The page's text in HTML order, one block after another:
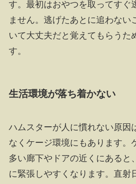
す。最初はおやつを取ってすぐ
ません。逃げたあとに追わない
いて大丈夫だと覚えてもらうた
す。
生活環境が落ち着かない
ハムスターが人に慣れない原因
なくケージ環境にもあります。
多い廊下やドアの近くにあると
に緊張しやすくなります。直射